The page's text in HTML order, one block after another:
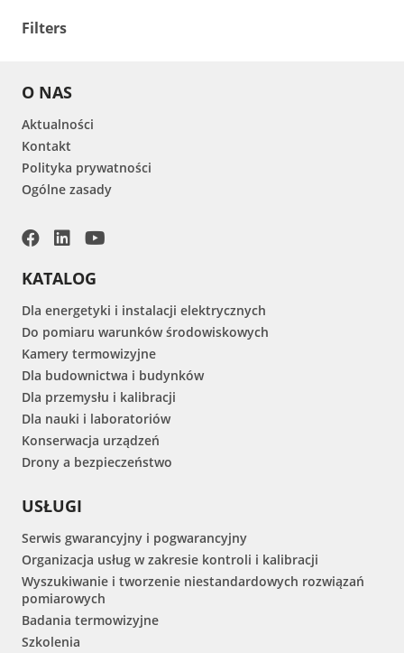
Filters
O NAS
Aktualności
Kontakt
Polityka prywatności
Ogólne zasady
KATALOG
Dla energetyki i instalacji elektrycznych
Do pomiaru warunków środowiskowych
Kamery termowizyjne
Dla budownictwa i budynków
Dla przemysłu i kalibracji
Dla nauki i laboratoriów
Konserwacja urządzeń
Drony a bezpieczeństwo
USŁUGI
Serwis gwarancyjny i pogwarancyjny
Organizacja usług w zakresie kontroli i kalibracji
Wyszukiwanie i tworzenie niestandardowych rozwiązań
pomiarowych
Badania termowizyjne
Szkolenia